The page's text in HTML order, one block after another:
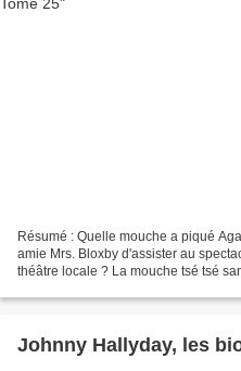
Résumé : Quelle mouche a piqué
amie Mrs. Bloxby d'assister au
théâtre locale ? La mouche tsé tsé
Johnny Hallyday, les